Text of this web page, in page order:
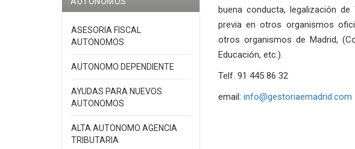
buena conducta, legalización
previa en otros organismos
otros organismos de Madrid,
Educación, etc.).
Telf. 91 445 86 32
email: info@gestoriaemadrid.com
ASESORIA FISCAL
AUTONOMOS
AUTONOMO DEPENDIENTE
AYUDAS PARA NUEVOS
AUTONOMOS
ALTA AUTONOMO AGENCIA
TRIBUTARIA